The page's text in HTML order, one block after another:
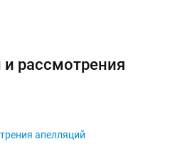
рассмотрения
апелляций